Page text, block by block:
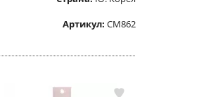
Артикул: СМ862